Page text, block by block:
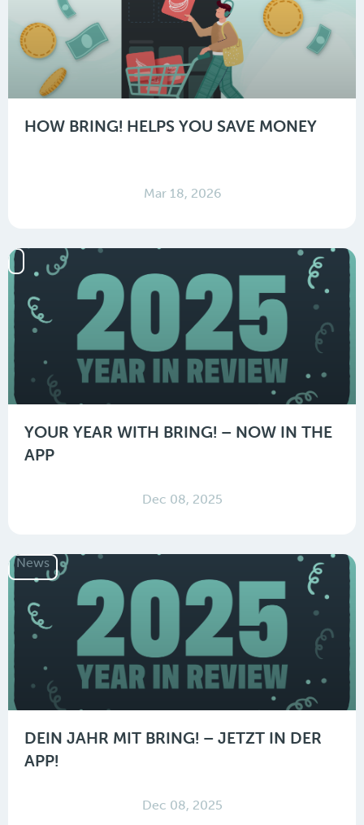
HOW BRING! HELPS YOU SAVE MONEY
Mar 18, 2026
YOUR YEAR WITH BRING! – NOW IN THE
APP
Dec 08, 2025
News
DEIN JAHR MIT BRING! – JETZT IN DER
APP!
Dec 08, 2025